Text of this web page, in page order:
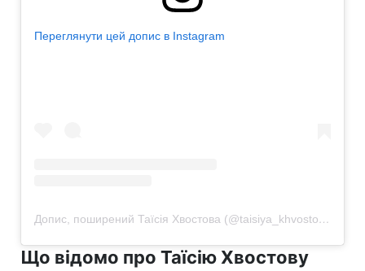
Переглянути цей допис в Instagram
Допис, поширений Таїсія Хвостова (@taisiya_khvostova)
Що відомо про Таїсію Хвостову